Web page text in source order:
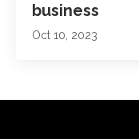
business
Oct 10, 2023